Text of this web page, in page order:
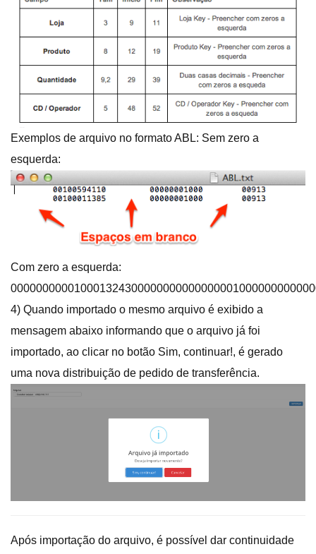
Exemplos de arquivo no formato ABL: Sem zero a
esquerda:
Com zero a esquerda:
4) Quando importado o mesmo arquivo é exibido a
mensagem abaixo informando que o arquivo já foi
importado, ao clicar no botão Sim, continuar!, é gerado
uma nova distribuição de pedido de transferência.
Após importação do arquivo, é possível dar continuidade